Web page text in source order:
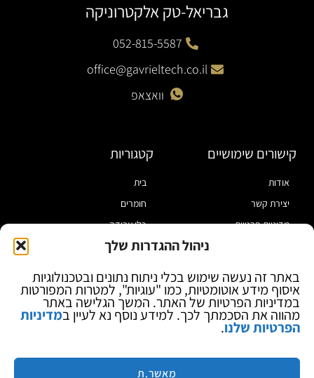
ניהול ההגדרות שלך
באתר זה נעשה שימוש בכלי ניתוח נתונים ובטכנולוגיות
איסוף מידע אוטומטיות, כמו "עוגיות", למטרות המפורטות
במדיניות הפרטיות של האתר. המשך הגלישה באתר
מהווה את הסכמתך לכך. למידע נוסף נא לעיין במדיניות
הפרטיות שלנו.
מאשר.ת
גבריאל-טק אלקטרוניקה
052-815-5587
office@gavrieltech.co.il
וואצאפ
קישורים שימושיים
אודות
יצירת קשר
מדיניות פרטיות
בלוג
קטגוריות
בית
חומרים
כלי עבודה
מוצרי הלחמה
ספקי כח ומודדים
ציוד אופטי להגדלה
מותגים